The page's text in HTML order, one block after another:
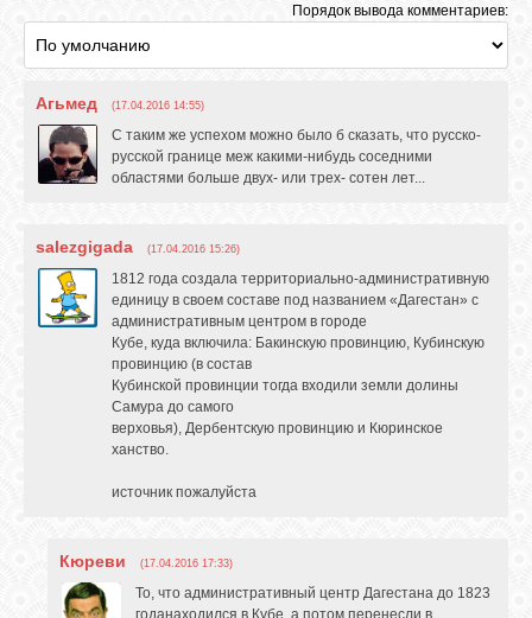
Порядок вывода комментариев:
Агьмед (17.04.2016 14:55)
С таким же успехом можно было б сказать, что русско-
русской границе меж какими-нибудь соседними
областями больше двух- или трех- сотен лет...
salezgigada (17.04.2016 15:26)
1812 года создала территориально-административную
единицу в своем составе под названием «Дагестан» с
административным центром в городе
Кубе, куда включила: Бакинскую провинцию, Кубинскую
провинцию (в состав
Кубинской провинции тогда входили земли долины
Самура до самого
верховья), Дербентскую провинцию и Кюринское
ханство.
источник пожалуйста
Кюреви (17.04.2016 17:33)
То, что административный центр Дагестана до 1823
годанаходился в Кубе, а потом перенесли в